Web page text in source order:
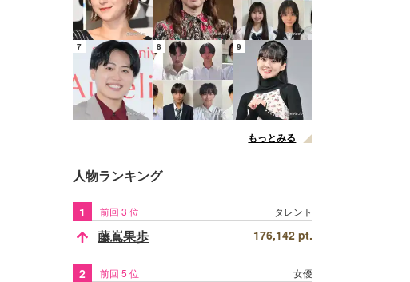
7 8 9
もっとみる
人物ランキング
1 前回 3 位 タレント
藤嶌果歩 176,142 pt.
2 前回 5 位 女優